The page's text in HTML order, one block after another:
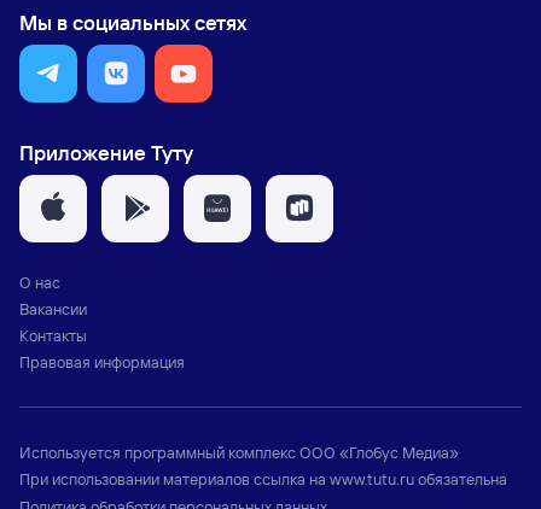
Мы в социальных сетях
Приложение Туту
О нас
Вакансии
Контакты
Правовая информация
Используется программный комплексООО «Глобус Медиа»
При использовании материалов ссылка на www.tutu.ruобязательна